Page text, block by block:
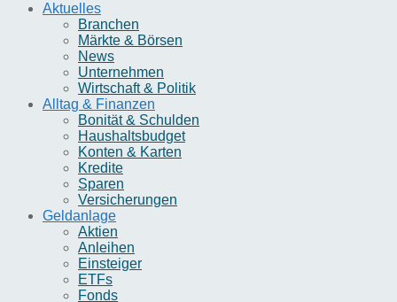
Aktuelles
Branchen
Märkte & Börsen
News
Unternehmen
Wirtschaft & Politik
Alltag & Finanzen
Bonität & Schulden
Haushaltsbudget
Konten & Karten
Kredite
Sparen
Versicherungen
Geldanlage
Aktien
Anleihen
Einsteiger
ETFs
Fonds